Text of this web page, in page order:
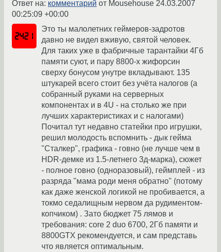
Ответ на: комментарий от Mousehouse 24.03.2007
00:25:09 +00:00
Это ты малолетних геймеров-задротов
давно не видел вживую, святой человек.
Для таких уже в фабричные тарантайки 4Гб
памяти суют, и пару 8800-х жифорсин
сверху бонусом унутре вкладывают. 135
штукарей всего стоит без учёта налогов (а
собранный руками на серверных
компонентах и в 4U - на столько же при
лучших характеристиках и с налогами)
Почитал тут недавно статейки про игрушки,
решил молодость вспомнить - дык гейма
"Сталкер", графика - говно (не лучше чем в
HDR-демке из 1.5-летнего 3д-марка), сюжет
- полное говно (одноразовый), геймплей - из
разряда "мама роди меня обратно" (потому
как даже женской логикой не пробивается, а
токмо седалищным нервом да рудиментом-
копчиком) . Зато бюджет 75 лямов и
требования: core 2 duo 6700, 2Гб памяти и
8800GTX рекомендуется, и сам представь
что является оптимальным.